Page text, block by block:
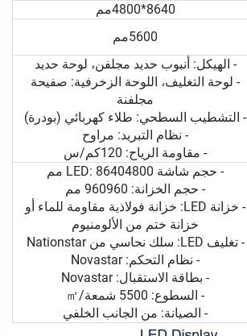
8640*4800مم
5600مم
- الهيكل: أنبوب حديد مجلفن، لوحة حديد
- لوحة التغليف، اللوحة الزخرفية: صفيحة
مجلفنة
- التشطيب السطحي: طلاء كهربائي (بودرة)
- نظام التبريد: مراوح
- مقاومة الرياح: 120كم/س
- حجم شاشة LED: 86404800 مم
- حجم الخزانة: 960960 مم
- خزانة LED: خزانة فولاذية مقاومة للماء أو
خزانة ختم من الألومنيوم
- تغليف LED: سلك نحاسي من Nationstar
- نظام التحكم: Novastar
- بطاقة الاستقبال: Novastar
- السطوع: 5500 شمعة/㎡
- الصيانة: من الجانب الخلفي